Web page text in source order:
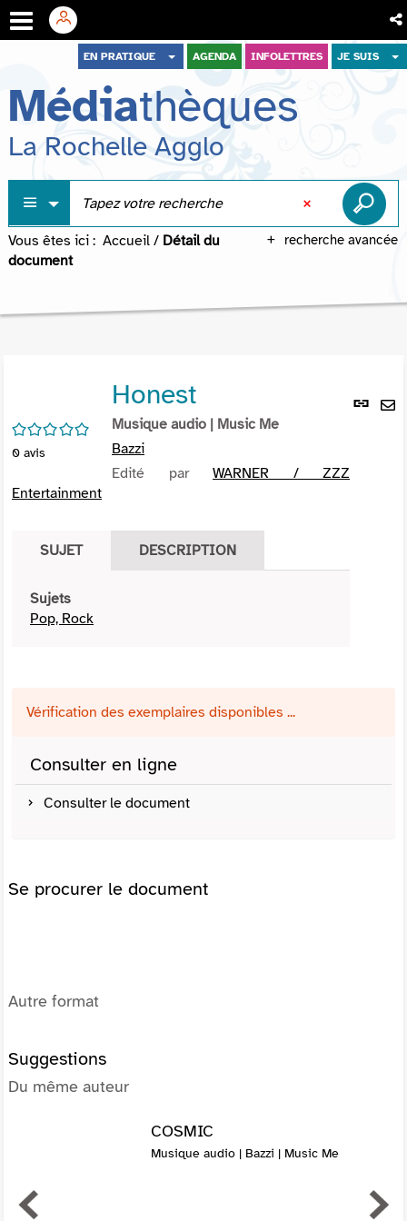
menu
contenu
recherche
EN PRATIQUE AGENDA INFOLETTRES JE SUIS
Médiathèques
La Rochelle Agglo
recherche avancée
Vous êtes ici : Accueil / Détail du
document
Lien
/5
0 avis
Honest
Musique audio | Music Me
Bazzi
Edité par WARNER / ZZZ
Entertainment
SUJET DESCRIPTION
Sujets
Pop, Rock
Vérification des exemplaires disponibles ...
Consulter en ligne
Consulter le document
Se procurer le document
Autre format
Suggestions
Du même auteur
COSMIC
Musique audio | Bazzi | Music Me